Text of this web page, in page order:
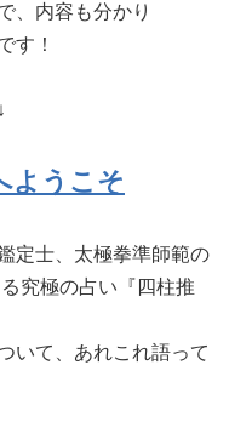
、内容も分かり
す！
ようこそ
定士、太極拳準師範の
究極の占い『四柱推
いて、あれこれ語って